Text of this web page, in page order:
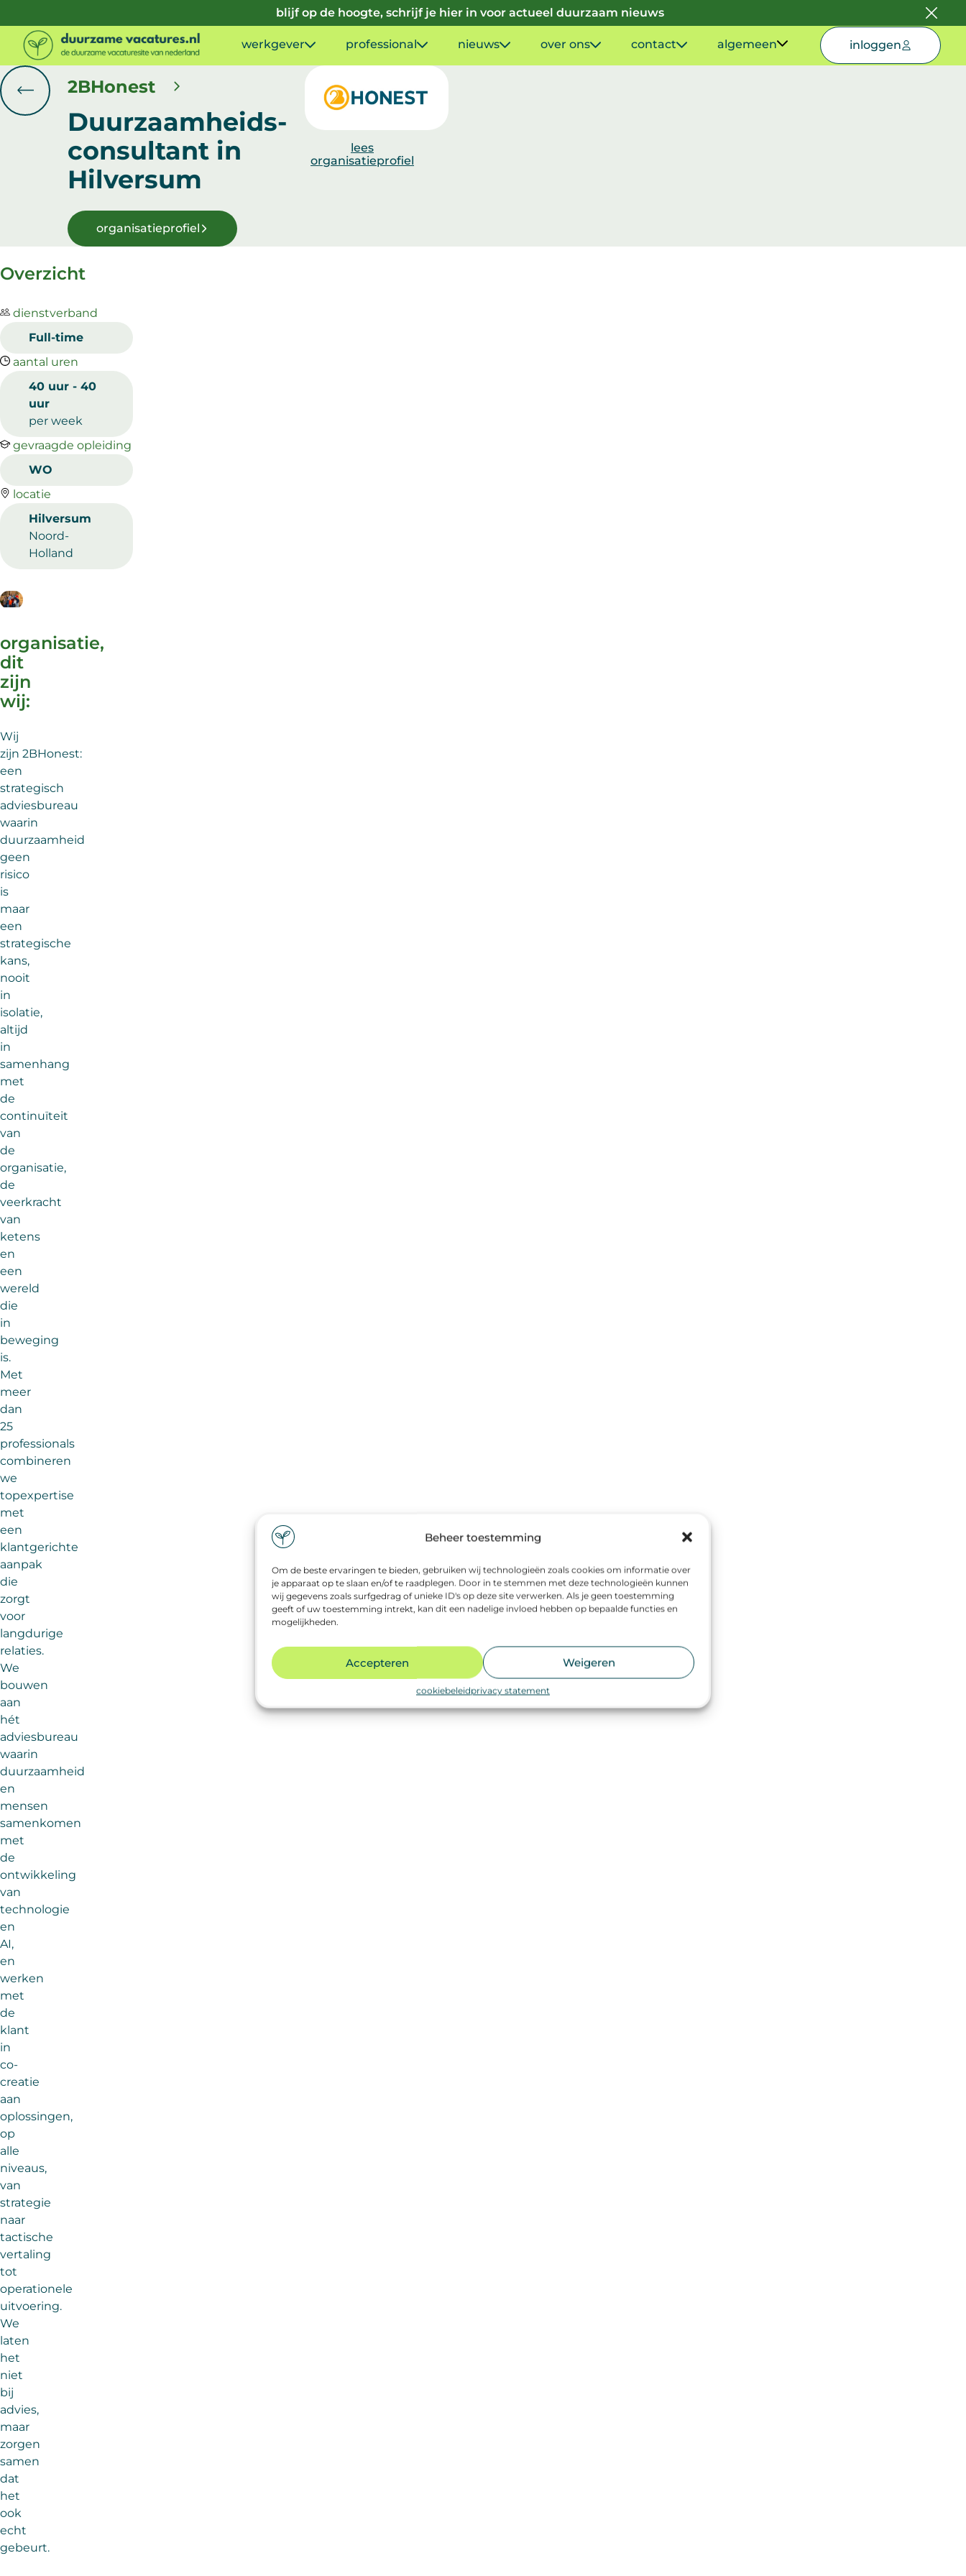
Beheer toestemming
Om de beste ervaringen te bieden, gebruiken wij technologieën zoals cookies om informatie over
je apparaat op te slaan en/of te raadplegen. Door in te stemmen met deze technologieën kunnen
wij gegevens zoals surfgedrag of unieke ID's op deze site verwerken. Als je geen toestemming
geeft of uw toestemming intrekt, kan dit een nadelige invloed hebben op bepaalde functies en
mogelijkheden.
Accepteren Weigeren
cookiebeleidprivacy statement
blijf op de hoogte, schrijf je hier in voor actueel duurzaam nieuws
werkgever professional nieuws over ons contact algemeen inloggen
2BHonest
Duurzaamheids-
consultant in
Hilversum
organisatieprofiel
lees
organisatieprofiel
Overzicht
dienstverband
Full-time
aantal uren
40 uur - 40
uur
per week
gevraagde opleiding
WO
locatie
Hilversum
Noord-
Holland
organisatie,
dit
zijn
wij:
Wij
zijn 2BHonest:
een
strategisch
adviesbureau
waarin
duurzaamheid
geen
risico
is
maar
een
strategische
kans,
nooit
in
isolatie,
altijd
in
samenhang
met
de
continuïteit
van
de
organisatie,
de
veerkracht
van
ketens
en
een
wereld
die
in
beweging
is.
Met
meer
dan
25
professionals
combineren
we
topexpertise
met
een
klantgerichte
aanpak
die
zorgt
voor
langdurige
relaties.
We
bouwen
aan
hét
adviesbureau
waarin
duurzaamheid
en
mensen
samenkomen
met
de
ontwikkeling
van
technologie
en
AI,
en
werken
met
de
klant
in
co-
creatie
aan
oplossingen,
op
alle
niveaus,
van
strategie
naar
tactische
vertaling
tot
operationele
uitvoering.
We
laten
het
niet
bij
advies,
maar
zorgen
samen
dat
het
ook
echt
gebeurt.